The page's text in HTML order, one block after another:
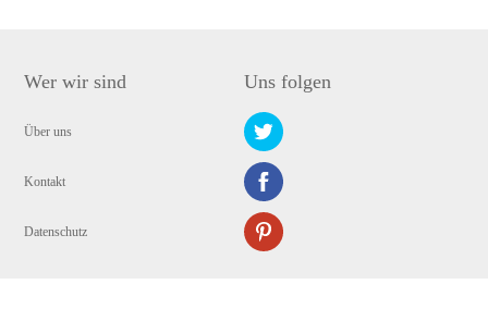
Wer wir sind
Über uns
Kontakt
Datenschutz
Uns folgen